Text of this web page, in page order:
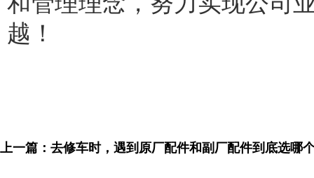
越！
上一篇： 去修车时，遇到原厂配件和副厂配件到底选哪